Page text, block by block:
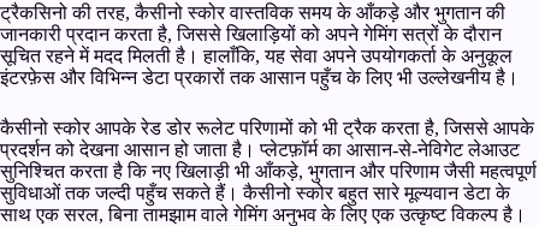
ट्रैकसिनो की तरह, कैसीनो स्कोर वास्तविक समय के आँकड़े और भुगतान की
जानकारी प्रदान करता है, जिससे खिलाड़ियों को अपने गेमिंग सत्रों के दौरान
सूचित रहने में मदद मिलती है। हालाँकि, यह सेवा अपने उपयोगकर्ता के अनुकूल
इंटरफ़ेस और विभिन्न डेटा प्रकारों तक आसान पहुँच के लिए भी उल्लेखनीय है।
कैसीनो स्कोर आपके रेड डोर रूलेट परिणामों को भी ट्रैक करता है, जिससे आपके
प्रदर्शन को देखना आसान हो जाता है। प्लेटफ़ॉर्म का आसान-से-नेविगेट लेआउट
सुनिश्चित करता है कि नए खिलाड़ी भी आँकड़े, भुगतान और परिणाम जैसी महत्वपूर्ण
सुविधाओं तक जल्दी पहुँच सकते हैं। कैसीनो स्कोर बहुत सारे मूल्यवान डेटा के
साथ एक सरल, बिना तामझाम वाले गेमिंग अनुभव के लिए एक उत्कृष्ट विकल्प है।